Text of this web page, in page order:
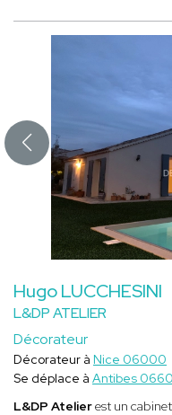
Hugo LUCCHESINI
L&DP ATELIER
Décorateur
Décorateur à Nice 06000
Se déplace à Antibes
L&DP Atelierest un